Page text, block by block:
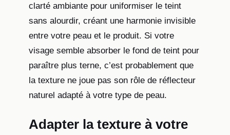
clarté ambiante pour uniformiser le teint
sans alourdir, créant une harmonie invisible
entre votre peau et le produit. Si votre
visage semble absorber le fond de teint pour
paraître plus terne, c’est probablement que
la texture ne joue pas son rôle de réflecteur
naturel adapté à votre type de peau.
Adapter la texture à votre